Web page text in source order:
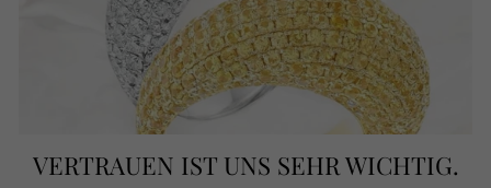
VERTRAUEN IST UNS SEHR WICHTIG.